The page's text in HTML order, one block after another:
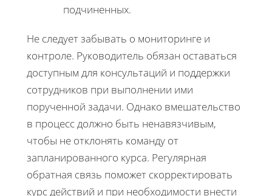
подчиненных.
Не следует забывать о мониторинге и
контроле. Руководитель обязан оставаться
доступным для консультаций и поддержки
сотрудников при выполнении ими
порученной задачи. Однако вмешательство
в процесс должно быть ненавязчивым,
чтобы не отклонять команду от
запланированного курса. Регулярная
обратная связь поможет скорректировать
курс действий и при необходимости внести